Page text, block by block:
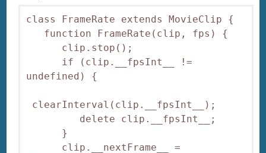
class FrameRate extends MovieClip {
function FrameRate(clip, fps) {
clip.stop();
if (clip.__fpsInt__ !=
undefined) {
clearInterval(clip.__fpsInt__);
delete clip.__fpsInt__;
}
clip.__nextFrame__ =